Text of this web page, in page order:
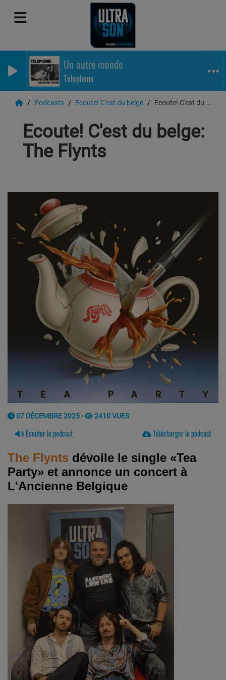
Un autre monde
Telephone
Podcasts Ecoute! C'est du belge Ecoute! C'est du belge: The Flynts
Ecoute! C'est du belge:
The Flynts
07 DÉCEMBRE 2025 - 2410 VUES
Écouter le podcast Télécharger le podcast
The Flynts dévoile le single «Tea
Party» et annonce un concert à
L'Ancienne Belgique